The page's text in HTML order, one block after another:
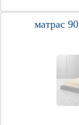
матрас